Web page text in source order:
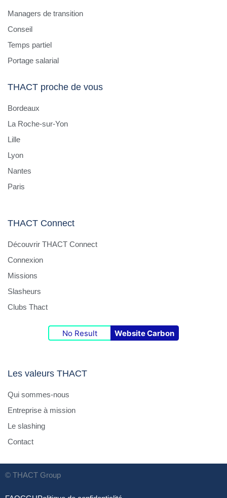
Managers de transition
Conseil
Temps partiel
Portage salarial
THACT proche de vous
Bordeaux
La Roche-sur-Yon
Lille
Lyon
Nantes
Paris
THACT Connect
Découvrir THACT Connect
Connexion
Missions
Slasheurs
Clubs Thact
No Result Website Carbon
Les valeurs THACT
Qui sommes-nous
Entreprise à mission
Le slashing
Contact
© THACT Group